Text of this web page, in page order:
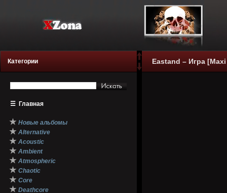
Категории
☰ Главная
★ Новые альбомы
★ Alternative
★ Acoustic
★ Ambient
★ Atmospheric
★ Chaotic
★ Core
★ Deathcore
Eastand – Игра